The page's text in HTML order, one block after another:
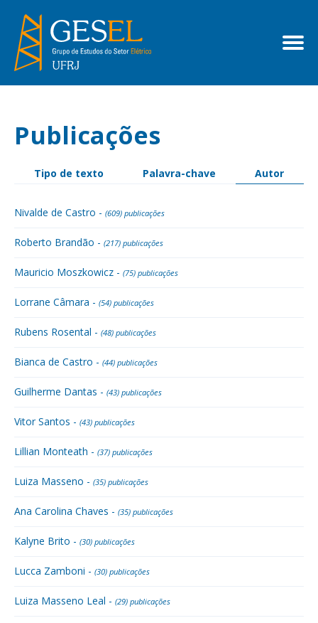
Publicações
Tipo de texto Palavra-chave Autor
Nivalde de Castro - (609) publicações
Roberto Brandão - (217) publicações
Mauricio Moszkowicz - (75) publicações
Lorrane Câmara - (54) publicações
Rubens Rosental - (48) publicações
Bianca de Castro - (44) publicações
Guilherme Dantas - (43) publicações
Vitor Santos - (43) publicações
Lillian Monteath - (37) publicações
Luiza Masseno - (35) publicações
Ana Carolina Chaves - (35) publicações
Kalyne Brito - (30) publicações
Lucca Zamboni - (30) publicações
Luiza Masseno Leal - (29) publicações